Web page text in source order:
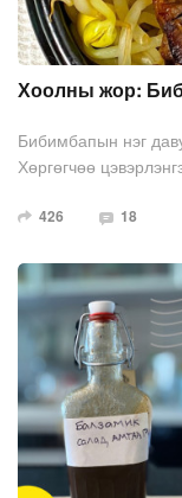
Хоолны жор:
Бибимбапын нэг
Хөргөгчөө
426 18